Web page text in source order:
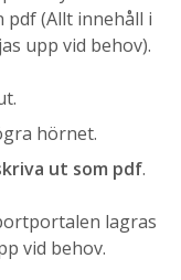
pdf (Allt innehåll i
upp vid behov).
hörnet.
ut som pdf.
lagras
vid behov.